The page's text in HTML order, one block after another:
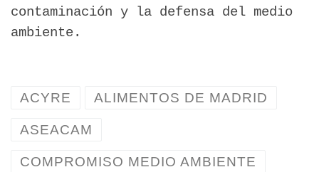
contaminación y la defensa del medio
ambiente.
ACYRE ALIMENTOS DE MADRID
ASEACAM
COMPROMISO MEDIO AMBIENTE